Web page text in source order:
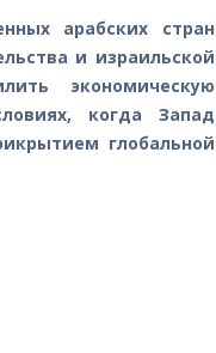
арабских стран
и израильской
экономическую
когда Запад
глобальной